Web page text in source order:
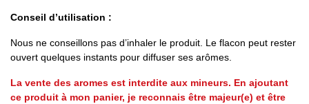
Conseil d’utilisation :
Nous ne conseillons pas d’inhaler le produit. Le flacon peut rester
ouvert quelques instants pour diffuser ses arômes.
La vente des aromes est interdite aux mineurs. En ajoutant
ce produit à mon panier, je reconnais être majeur(e) et être